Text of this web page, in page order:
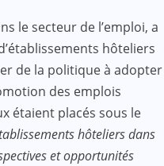
le secteur de l’emploi, a
hôteliers
de la politique à adopter
des emplois
étaient placés sous le
hôteliers dans
et opportunités